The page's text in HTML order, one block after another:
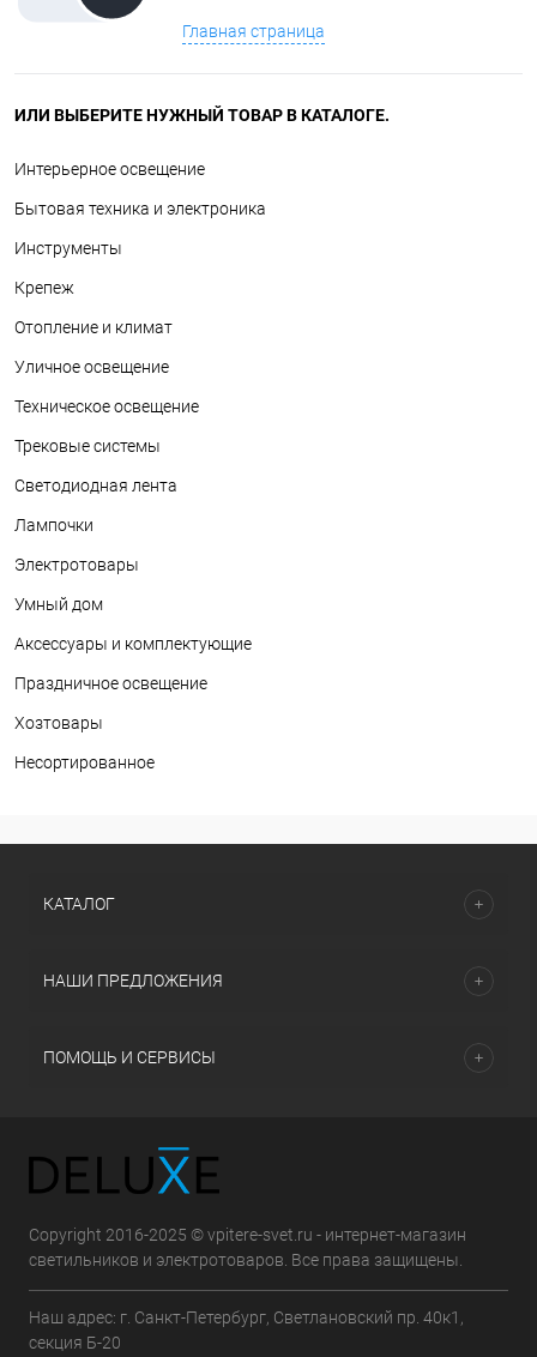
Главная страница
ИЛИ ВЫБЕРИТЕ НУЖНЫЙ ТОВАР В КАТАЛОГЕ.
Интерьерное освещение
Бытовая техника и электроника
Инструменты
Крепеж
Отопление и климат
Уличное освещение
Техническое освещение
Трековые системы
Светодиодная лента
Лампочки
Электротовары
Умный дом
Аксессуары и комплектующие
Праздничное освещение
Хозтовары
Несортированное
КАТАЛОГ
НАШИ ПРЕДЛОЖЕНИЯ
ПОМОЩЬ И СЕРВИСЫ
Copyright 2016-2025 © vpitere-svet.ru - интернет-магазин
светильников и электротоваров. Все права защищены.
Наш адрес: г. Санкт-Петербург, Светлановский пр. 40к1,
секция Б-20